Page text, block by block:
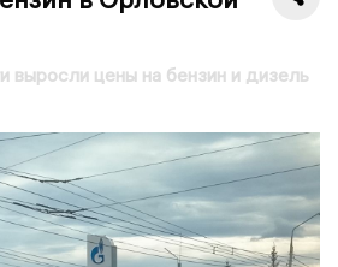
выросли цены на бензин и дизель